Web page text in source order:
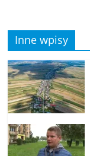
Inne wpisy